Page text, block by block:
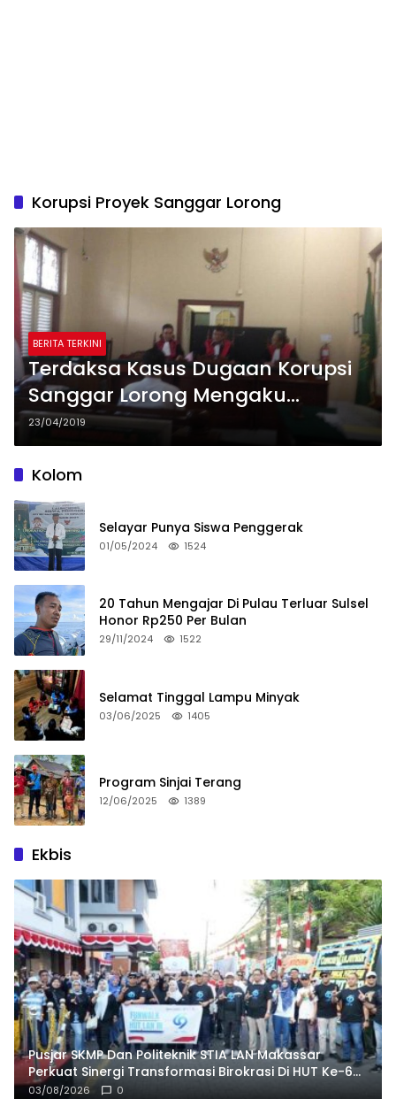
Korupsi Proyek Sanggar Lorong
BERITA TERKINI
Terdaksa Kasus Dugaan Korupsi
Sanggar Lorong Mengaku
Jalankan Tugas Sesuai Perintah
Atasan
23/04/2019
Kolom
Selayar Punya Siswa Penggerak
01/05/2024 1524
20 Tahun Mengajar Di Pulau Terluar Sulsel
Honor Rp250 Per Bulan
29/11/2024 1522
Selamat Tinggal Lampu Minyak
03/06/2025 1405
Program Sinjai Terang
12/06/2025 1389
Ekbis
Pusjar SKMP Dan Politeknik STIA LAN Makassar
Perkuat Sinergi Transformasi Birokrasi Di HUT Ke-69
LAN RI
03/08/2026 0